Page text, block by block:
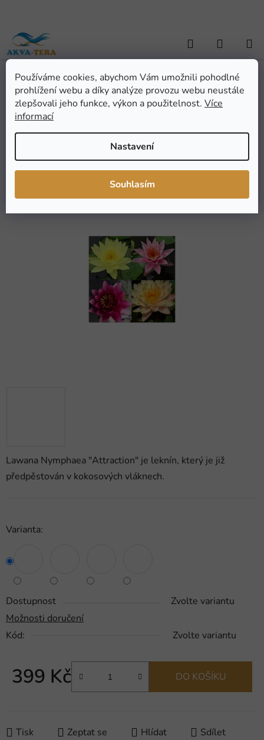
Používáme cookies, abychom Vám umožnili pohodlné
prohlížení webu a díky analýze provozu webu neustále
zlepšovali jeho funkce, výkon a použitelnost. Více
informací
Nastavení
Souhlasím
obsah
Hledat
KOŠÍK
Domů / ZAHRADNÍ JEZÍRKA / Dekorace / Rostliny živé / LAWANA
Nymphaea Natura, leknín (1ks)
Lawana Nymphaea "Attraction" je leknín, který je již
předpěstován v kokosových vláknech.
Varianta:
Dostupnost
Zvolte variantu
Možnosti doručení
Kód:
Zvolte variantu
399 Kč DO KOŠÍKU
Tisk Zeptat se Hlídat Sdílet
LAWANA Nymphaea
Natura, leknín (1ks)
hodnocení
0,0
Podrobnosti hodnocení
Značka:Lawana